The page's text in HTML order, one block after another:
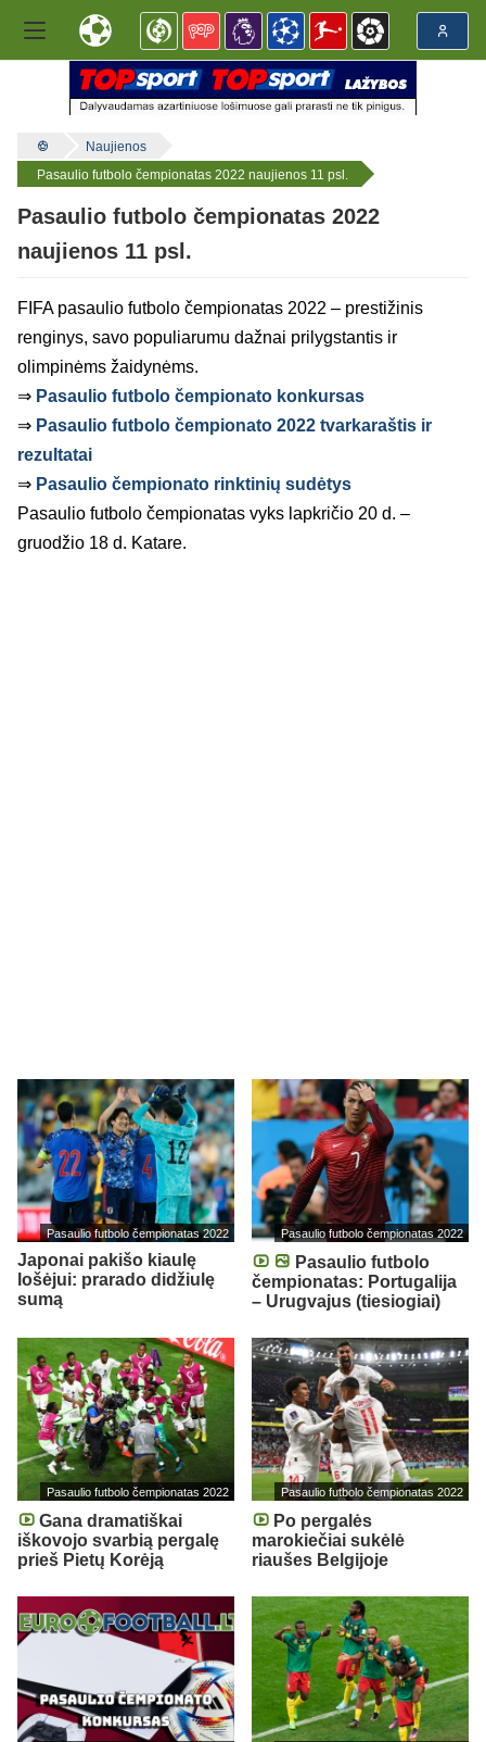
Naujienos
Pasaulio futbolo čempionatas 2022 naujienos 11 psl.
Pasaulio futbolo čempionatas 2022
naujienos 11 psl.
FIFA pasaulio futbolo čempionatas 2022 – prestižinis
renginys, savo populiarumu dažnai prilygstantis ir
olimpinėms žaidynėms.
⇒ Pasaulio futbolo čempionato konkursas
⇒ Pasaulio futbolo čempionato 2022 tvarkaraštis ir
rezultatai
⇒ Pasaulio čempionato rinktinių sudėtys
Pasaulio futbolo čempionatas vyks lapkričio 20 d. –
gruodžio 18 d. Katare.
Pasaulio futbolo čempionatas 2022
Japonai pakišo kiaulę
lošėjui: prarado didžiulę
sumą
Pasaulio futbolo čempionatas 2022
Pasaulio futbolo
čempionatas: Portugalija
– Urugvajus (tiesiogiai)
Pasaulio futbolo čempionatas 2022
Gana dramatiškai
iškovojo svarbią pergalę
prieš Pietų Korėją
Pasaulio futbolo čempionatas 2022
Po pergalės
marokiečiai sukėlė
riaušes Belgijoje